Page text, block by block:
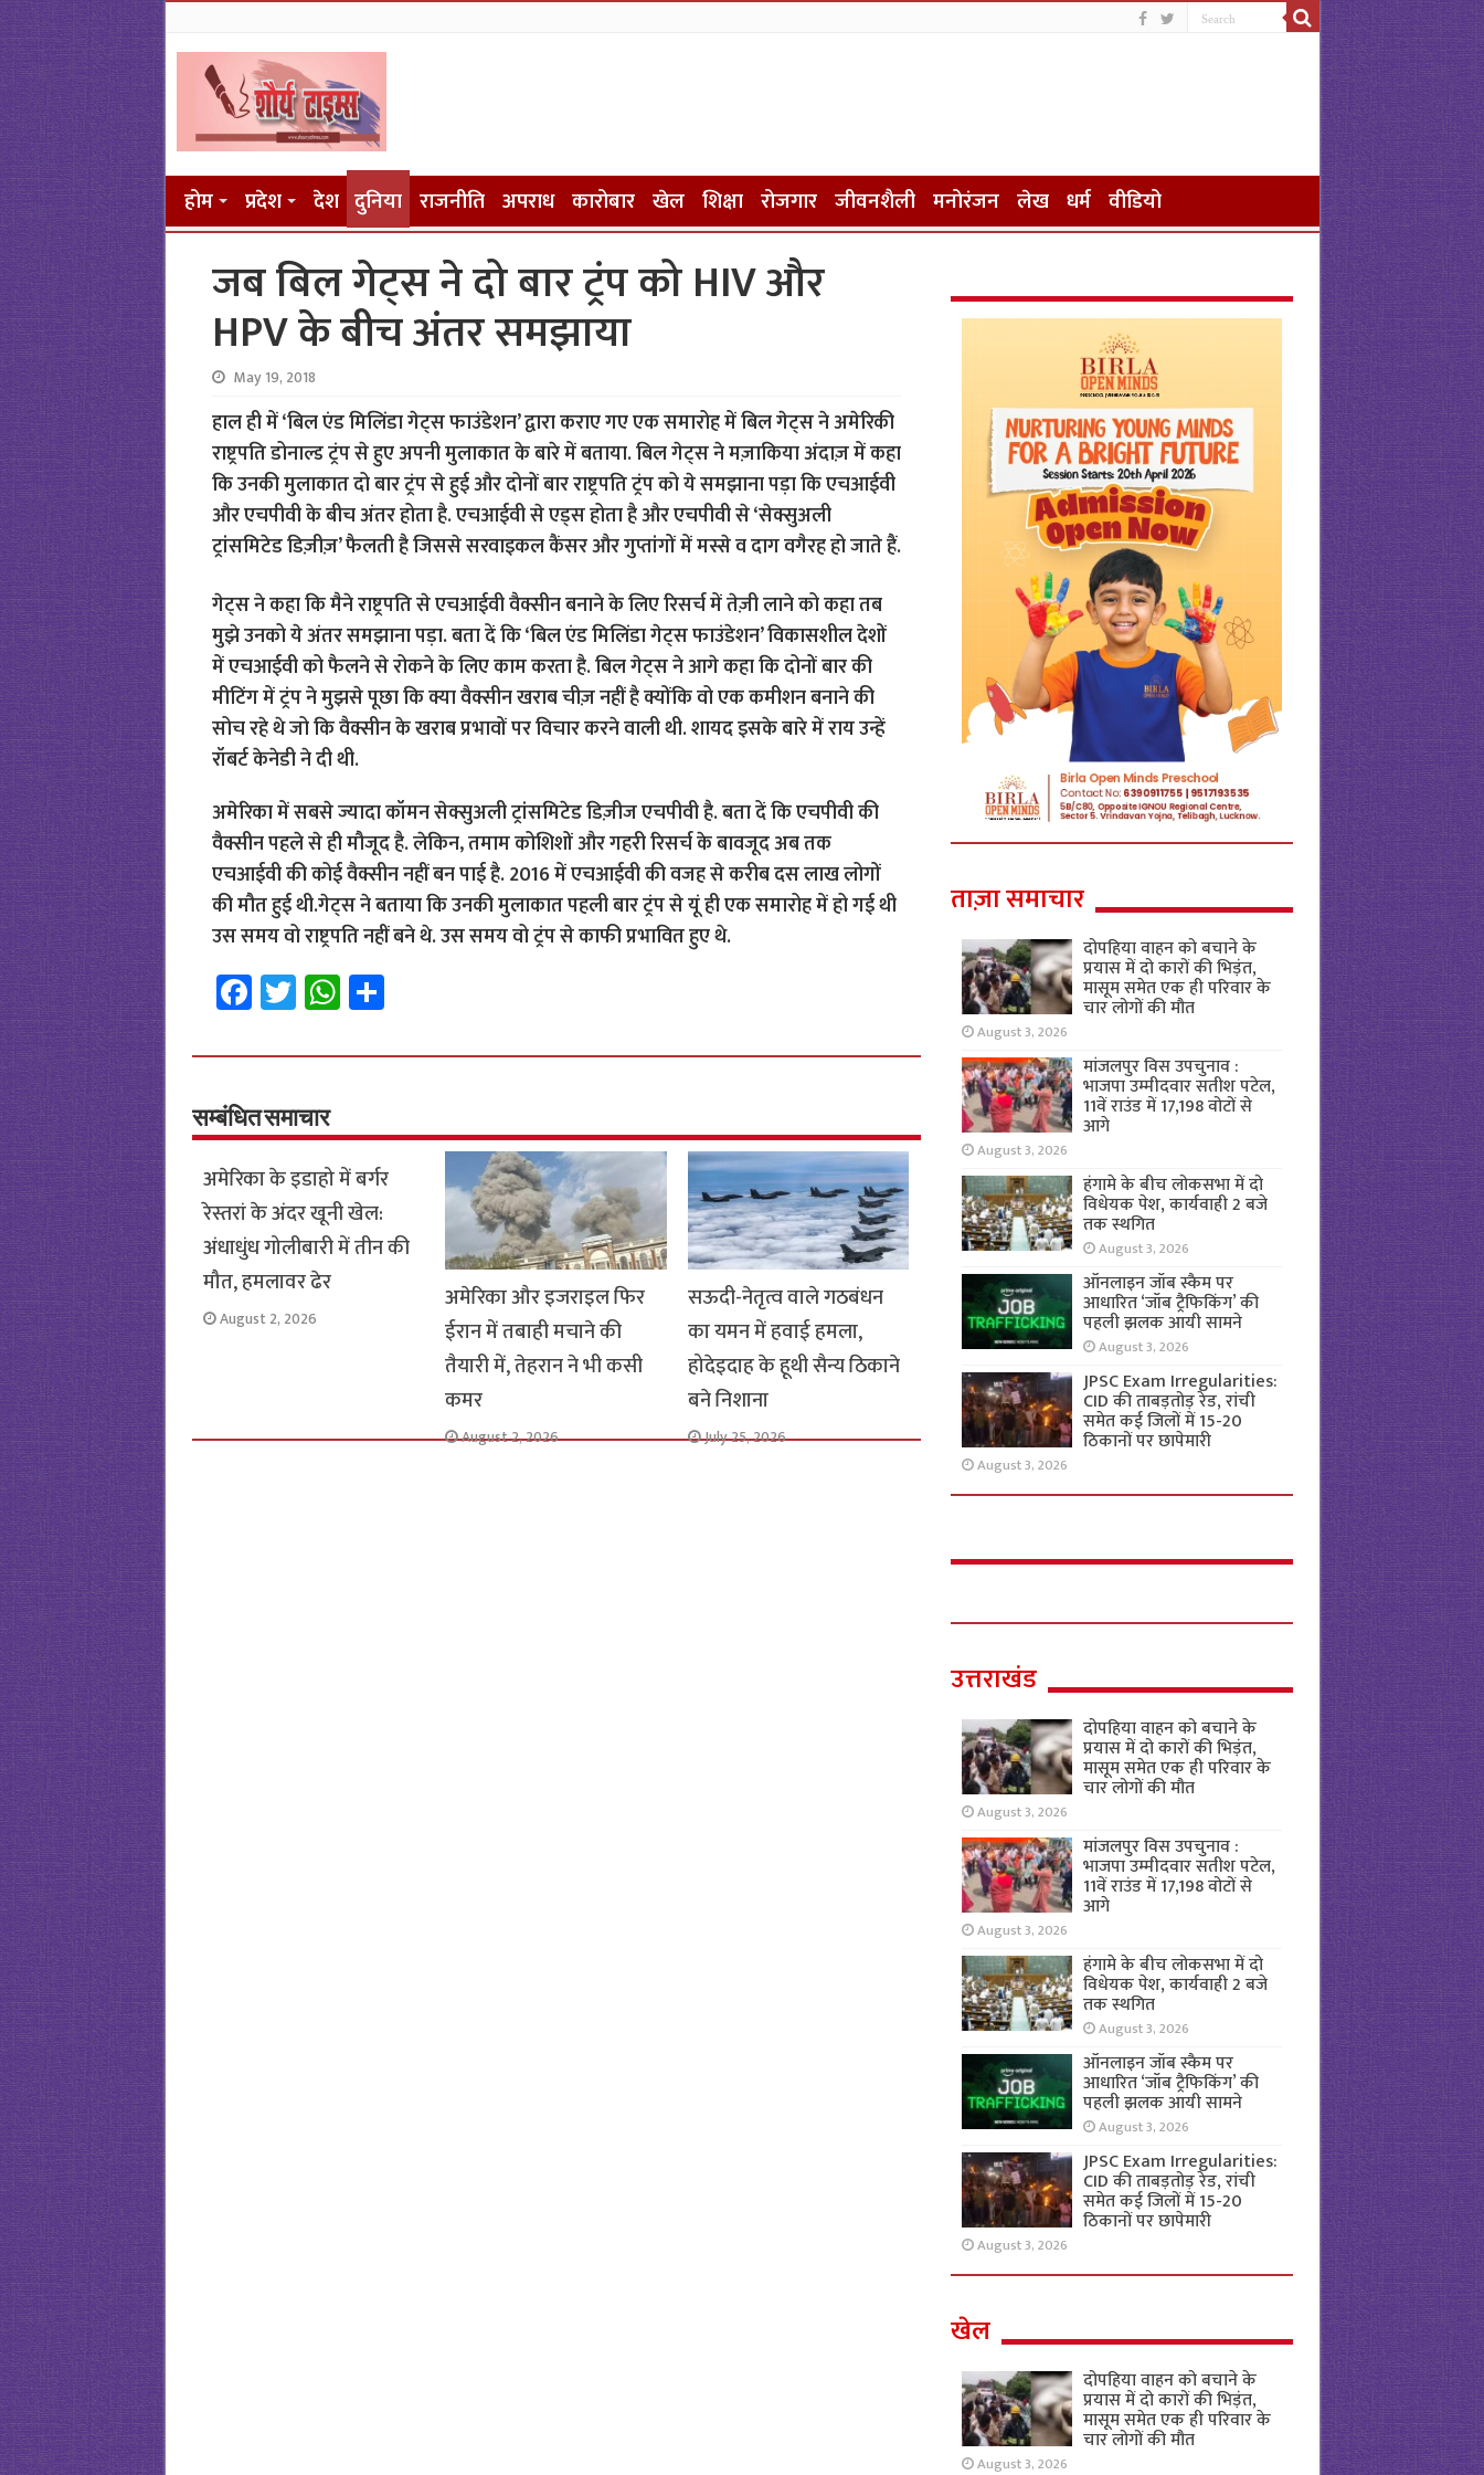
होम प्रदेश देश दुनिया राजनीति अपराध कारोबार खेल शिक्षा रोजगार जीवनशैली मनोरंजन लेख धर्म वीडियो
जब बिल गेट्स ने दो बार ट्रंप को HIV और
HPV के बीच अंतर समझाया
May 19, 2018
हाल ही में ‘बिल एंड मिलिंडा गेट्स फाउंडेशन’ द्वारा कराए गए एक समारोह में बिल गेट्स ने अमेरिकी
राष्ट्रपति डोनाल्ड ट्रंप से हुए अपनी मुलाकात के बारे में बताया. बिल गेट्स ने मज़ाकिया अंदाज़ में कहा
कि उनकी मुलाकात दो बार ट्रंप से हुई और दोनों बार राष्ट्रपति ट्रंप को ये समझाना पड़ा कि एचआईवी
और एचपीवी के बीच अंतर होता है. एचआईवी से एड्स होता है और एचपीवी से ‘सेक्सुअली
ट्रांसमिटेड डिज़ीज़’ फैलती है जिससे सरवाइकल कैंसर और गुप्तांगों में मस्से व दाग वगैरह हो जाते हैं.
गेट्स ने कहा कि मैने राष्ट्रपति से एचआईवी वैक्सीन बनाने के लिए रिसर्च में तेज़ी लाने को कहा तब
मुझे उनको ये अंतर समझाना पड़ा. बता दें कि ‘बिल एंड मिलिंडा गेट्स फाउंडेशन’ विकासशील देशों
में एचआईवी को फैलने से रोकने के लिए काम करता है.बिल गेट्स ने आगे कहा कि दोनों बार की
मीटिंग में ट्रंप ने मुझसे पूछा कि क्या वैक्सीन खराब चीज़ नहीं है क्योंकि वो एक कमीशन बनाने की
सोच रहे थे जो कि वैक्सीन के खराब प्रभावों पर विचार करने वाली थी. शायद इसके बारे में राय उन्हें
रॉबर्ट केनेडी ने दी थी.
अमेरिका में सबसे ज्यादा कॉमन सेक्सुअली ट्रांसमिटेड डिज़ीज एचपीवी है. बता दें कि एचपीवी की
वैक्सीन पहले से ही मौजूद है. लेकिन, तमाम कोशिशों और गहरी रिसर्च के बावजूद अब तक
एचआईवी की कोई वैक्सीन नहीं बन पाई है. 2016 में एचआईवी की वजह से करीब दस लाख लोगों
की मौत हुई थी.गेट्स ने बताया कि उनकी मुलाकात पहली बार ट्रंप से यूं ही एक समारोह में हो गई थी
उस समय वो राष्ट्रपति नहीं बने थे. उस समय वो ट्रंप से काफी प्रभावित हुए थे.
Fa
ce
b
o
o
k
T
wi
tt
er
W
h
at
p
p
S
h
ar
सम्बंधित समाचार
अमेरिका के इडाहो में बर्गर
रेस्तरां के अंदर खूनी खेल:
अंधाधुंध गोलीबारी में तीन की
मौत, हमलावर ढेर
August 2, 2026
अमेरिका और इजराइल फिर
ईरान में तबाही मचाने की
तैयारी में, तेहरान ने भी कसी
कमर
August 2, 2026
सऊदी-नेतृत्व वाले गठबंधन
का यमन में हवाई हमला,
होदेइदाह के हूथी सैन्य ठिकाने
बने निशाना
July 25, 2026
ताज़ा समाचार
दोपहिया वाहन को बचाने के
प्रयास में दो कारों की भिड़ंत,
मासूम समेत एक ही परिवार के
चार लोगों की मौत
August 3, 2026
मांजलपुर विस उपचुनाव :
भाजपा उम्मीदवार सतीश पटेल,
11वें राउंड में 17,198 वोटों से
आगे
August 3, 2026
हंगामे के बीच लोकसभा में दो
विधेयक पेश, कार्यवाही 2 बजे
तक स्थगित
August 3, 2026
ऑनलाइन जॉब स्कैम पर
आधारित ‘जॉब ट्रैफिकिंग’ की
पहली झलक आयी सामने
August 3, 2026
JPSC Exam Irregularities:
CID की ताबड़तोड़ रेड, रांची
समेत कई जिलों में 15-20
ठिकानों पर छापेमारी
August 3, 2026
उत्तराखंड
दोपहिया वाहन को बचाने के
प्रयास में दो कारों की भिड़ंत,
मासूम समेत एक ही परिवार के
चार लोगों की मौत
August 3, 2026
मांजलपुर विस उपचुनाव :
भाजपा उम्मीदवार सतीश पटेल,
11वें राउंड में 17,198 वोटों से
आगे
August 3, 2026
हंगामे के बीच लोकसभा में दो
विधेयक पेश, कार्यवाही 2 बजे
तक स्थगित
August 3, 2026
ऑनलाइन जॉब स्कैम पर
आधारित ‘जॉब ट्रैफिकिंग’ की
पहली झलक आयी सामने
August 3, 2026
JPSC Exam Irregularities:
CID की ताबड़तोड़ रेड, रांची
समेत कई जिलों में 15-20
ठिकानों पर छापेमारी
August 3, 2026
खेल
दोपहिया वाहन को बचाने के
प्रयास में दो कारों की भिड़ंत,
मासूम समेत एक ही परिवार के
चार लोगों की मौत
August 3, 2026